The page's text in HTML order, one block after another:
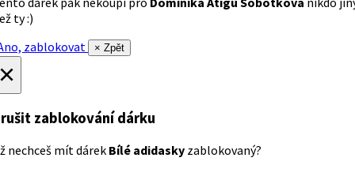
ty :)
zablokovat
× Zpět
zablokování dárku
nechceš mít dárek Bílé adidasky zablokovaný?